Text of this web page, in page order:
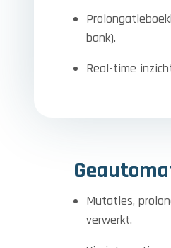
bank).
Real-time
Mutaties,
verwerkt.